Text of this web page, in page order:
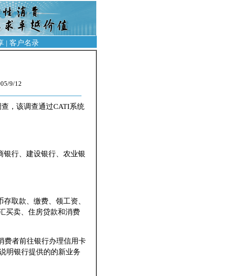
| 客户名录
9/12
，该调查通过CATI系统
银行、建设银行、农业银
取款、缴费、领工资、
买卖、住房贷款和消费
费者前往银行办理信用卡
明银行提供的的新业务